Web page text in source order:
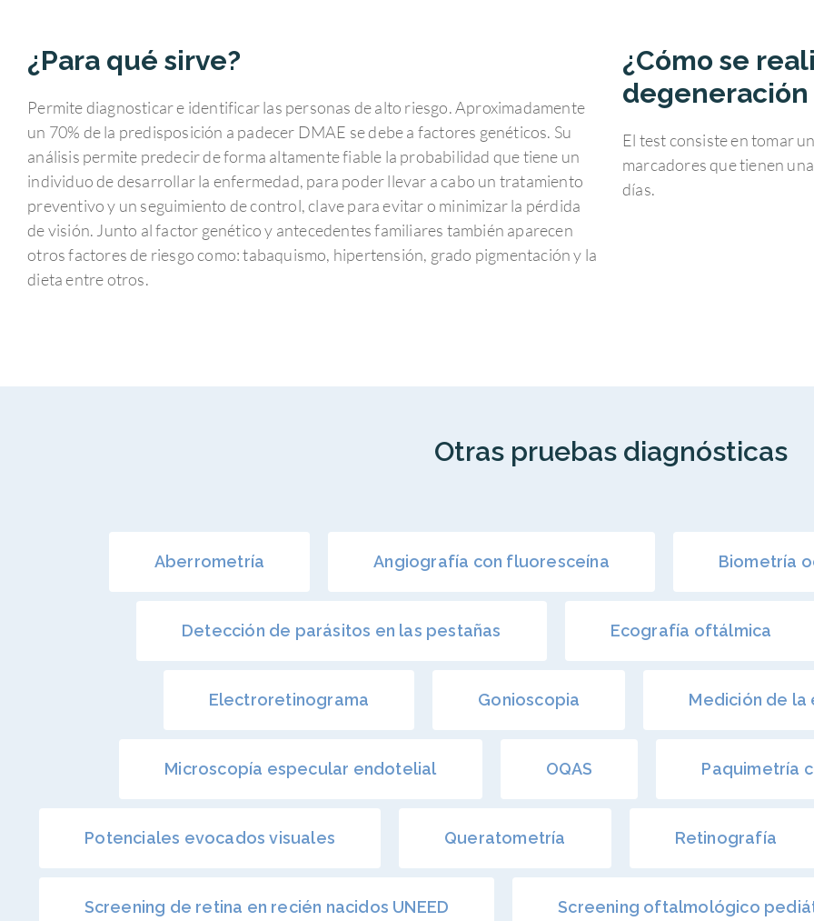
¿Para qué sirve?
Permite diagnosticar e identificar las personas de alto riesgo. Aproximadamente
un 70% de la predisposición a padecer DMAE se debe a factores genéticos. Su
análisis permite predecir de forma altamente fiable la probabilidad que tiene un
individuo de desarrollar la enfermedad, para poder llevar a cabo un tratamiento
preventivo y un seguimiento de control, clave para evitar o minimizar la pérdida
de visión. Junto al factor genético y antecedentes familiares también aparecen
otros factores de riesgo como: tabaquismo, hipertensión, grado pigmentación y la
dieta entre otros.
¿Cómo se
degeneración
El test consiste en tomar
marcadores que tienen
días.
Otras pruebas diagnósticas
Aberrometría Angiografía con fluoresceína Biometría
Detección de parásitos en las pestañas Ecografía oftálmica
Electroretinograma Gonioscopia Medición de la
Microscopía especular endotelial OQAS Paquimetría
Potenciales evocados visuales Queratometría Retinografía
Screening de retina en recién nacidos UNEED Screening oftalmológico